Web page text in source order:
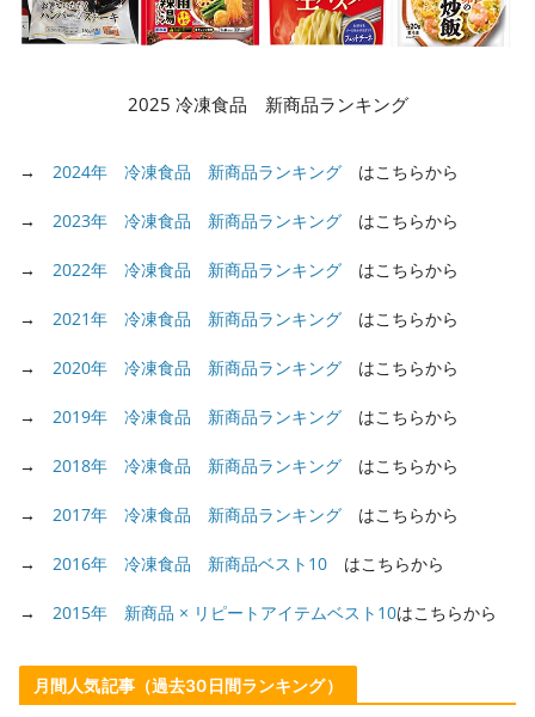
2025 冷凍食品 新商品ランキング
→ 2024年 冷凍食品 新商品ランキング はこちらから
→ 2023年 冷凍食品 新商品ランキング はこちらから
→ 2022年 冷凍食品 新商品ランキング はこちらから
→ 2021年 冷凍食品 新商品ランキング はこちらから
→ 2020年 冷凍食品 新商品ランキング はこちらから
→ 2019年 冷凍食品 新商品ランキング はこちらから
→ 2018年 冷凍食品 新商品ランキング はこちらから
→ 2017年 冷凍食品 新商品ランキング はこちらから
→ 2016年 冷凍食品 新商品ベスト10 はこちらから
→ 2015年 新商品 × リピートアイテムベスト10はこちらから
月間人気記事（過去30日間ランキング）